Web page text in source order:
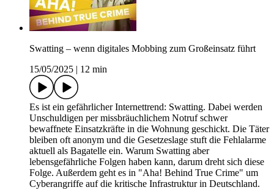
Swatting – wenn digitales Mobbing zum Großeinsatz führt
15/05/2025
12 min
Es ist ein gefährlicher Internettrend: Swatting. Dabei werden
Unschuldigen per missbräuchlichem Notruf schwer
bewaffnete Einsatzkräfte in die Wohnung geschickt. Die Täter
bleiben oft anonym und die Gesetzeslage stuft die Fehlalarme
aktuell als Bagatelle ein. Warum Swatting aber
lebensgefährliche Folgen haben kann, darum dreht sich diese
Folge. Außerdem geht es in "Aha! Behind True Crime" um
Cyberangriffe auf die kritische Infrastruktur in Deutschland.